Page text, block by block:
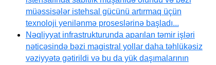
müəssisələr istehsal gücünü artırmaq üçün
texnoloji yenilənmə proseslərinə başladı...
Nəqliyyat infrastrukturunda aparılan təmir işləri
nəticəsində bəzi magistral yollar daha təhlükəsiz
vəziyyətə gətirildi və bu da yük daşımalarının